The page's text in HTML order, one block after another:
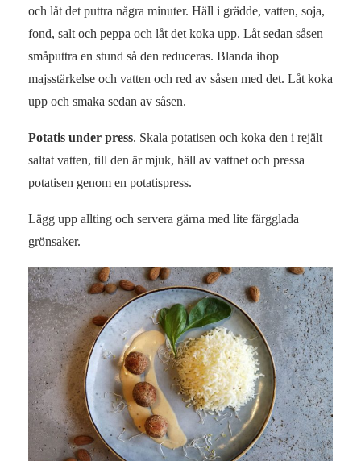
och låt det puttra några minuter. Häll i grädde, vatten, soja,
fond, salt och peppa och låt det koka upp. Låt sedan såsen
småputtra en stund så den reduceras. Blanda ihop
majsstärkelse och vatten och red av såsen med det. Låt koka
upp och smaka sedan av såsen.
Potatis under press. Skala potatisen och koka den i rejält
saltat vatten, till den är mjuk, häll av vattnet och pressa
potatisen genom en potatispress.
Lägg upp allting och servera gärna med lite färgglada
grönsaker.